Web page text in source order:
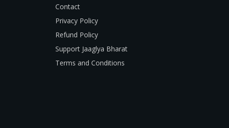
Contact
Privacy Policy
Refund Policy
Support Jaaglya Bharat
Terms and Conditions